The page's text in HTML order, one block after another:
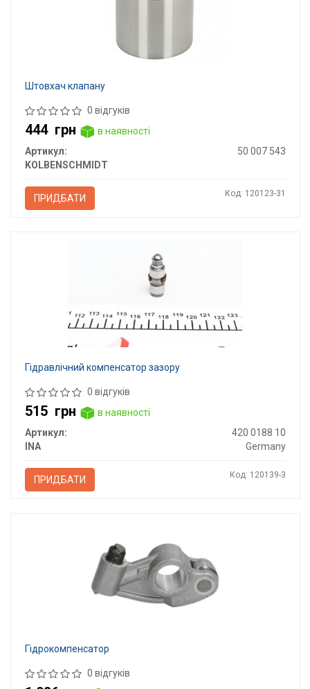
Штовхач клапану
0 відгуків
444 грн
в наявності
Артикул:
50 007 543
KOLBENSCHMIDT
ПРИДБАТИ Код: 120123-31
Гідравлічний компенсатор зазору
0 відгуків
515 грн
в наявності
Артикул:
420 0188 10
INA
Germany
ПРИДБАТИ Код: 120139-3
Гідрокомпенсатор
0 відгуків